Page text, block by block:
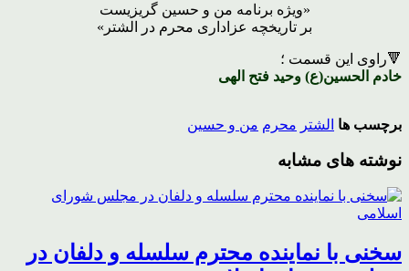
«ویژه برنامه من و حسین گریزیست
بر تاریخچه عزاداری محرم در الشتر»
🔻راوی این قسمت ؛
خادم الحسین(ع) وحید فتح الهی
برچسب ها الشتر محرم من و حسین
نوشته های مشابه
سخنی با نماینده محترم سلسله و دلفان در